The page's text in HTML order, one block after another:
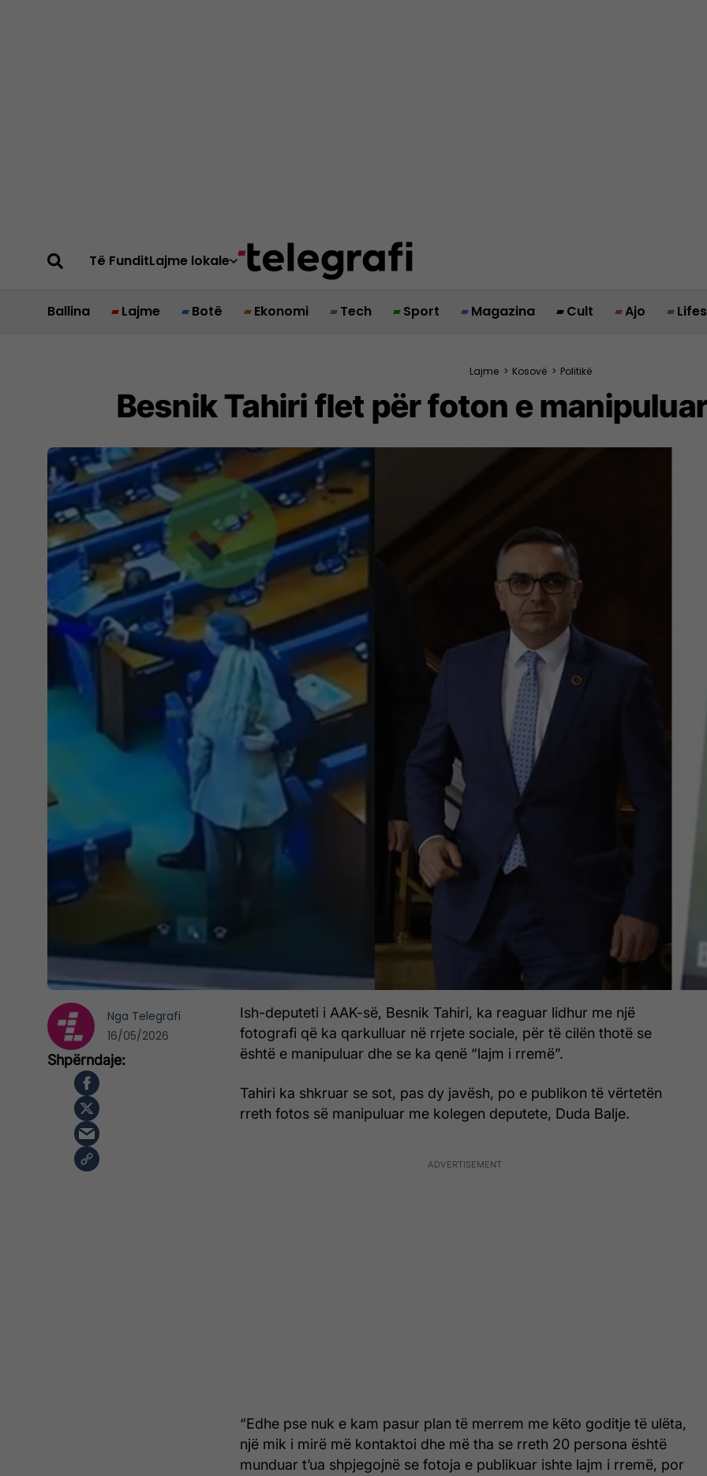
Të FunditLajme lokale
Ballina Lajme Botë Ekonomi Tech Sport Magazina Cult Ajo
Lajme > Kosovë > Politikë
Besnik Tahiri flet për foton e
Ish-deputeti i AAK-së, Besnik Tahiri, ka reaguar lidhur me një
fotografi që ka qarkulluar në rrjete sociale, për të cilën thotë se
është e manipuluar dhe se ka qenë “lajm i rremë”.
Tahiri ka shkruar se sot, pas dy javësh, po e publikon të vërtetën
rreth fotos së manipuluar me kolegen deputete, Duda Balje.
“Edhe pse nuk e kam pasur plan të merrem me këto goditje të ulëta,
një mik i mirë më kontaktoi dhe më tha se rreth 20 persona është
munduar t’ua shpjegojnë se fotoja e publikuar ishte lajm i rremë, por
Nga Telegrafi
16/05/2026